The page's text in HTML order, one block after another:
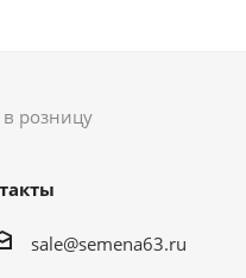
розницу
sale@semena63.ru